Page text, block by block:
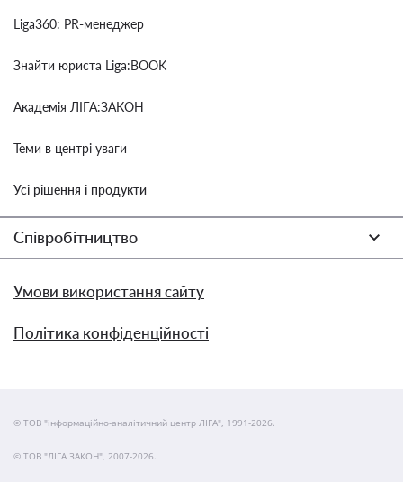
Liga360: PR-менеджер
Знайти юриста Liga:BOOK
Академія ЛІГА:ЗАКОН
Теми в центрі уваги
Усі рішення і продукти
Співробітництво
Умови використання сайту
Політика конфіденційності
© ТОВ "інформаційно-аналітичний центр ЛІГА", 1991-2026.
© ТОВ "ЛІГА ЗАКОН", 2007-2026.